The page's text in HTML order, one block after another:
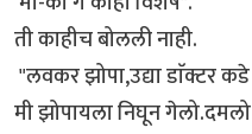
ती काहीच बोलली नाही.
"लवकर झोपा,उद्या डाॅक्टर
मी झोपायला निघून